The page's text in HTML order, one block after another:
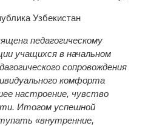
Узбекистан
педагогическому
учащихся в начальном
сопровождения
комфорта
настроение, чувство
Итогом успешной
«внутренние,